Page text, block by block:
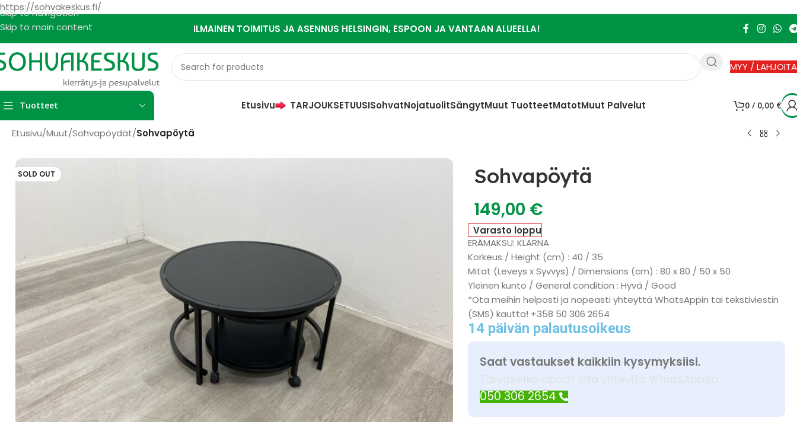
https://sohvakeskus.fi/
Skip to navigation
Skip to main content
ILMAINEN TOIMITUS JA ASENNUS HELSINGIN, ESPOON JA VANTAAN ALUEELLA!
MYY / LAHJOITA
Tuotteet Etusivu TARJOUKSETUUSISohvatNojatuolitSängytMuut TuotteetMatotMuut Palvelut 0 / 0,00 €
Etusivu/Muut/Sohvapöydät/Sohvapöytä
SOLD OUT Sohvapöytä
149,00 €
Varasto loppu
ERÄMAKSU: KLARNA
Korkeus / Height (cm) : 40 / 35
Mitat (Leveys x Syvvys) / Dimensions (cm) : 80 x 80 / 50 x 50
Yleinen kunto / General condition : Hyvä / Good
*Ota meihin helposti ja nopeasti yhteyttä WhatsAppin tai tekstiviestin
(SMS) kautta! +358 50 306 2654
14 päivän palautusoikeus
Saat vastaukset kaikkiin kysymyksiisi.
Tarvitsetko apua? Ota yhteyttä WhatsAppilla
050 306 2654